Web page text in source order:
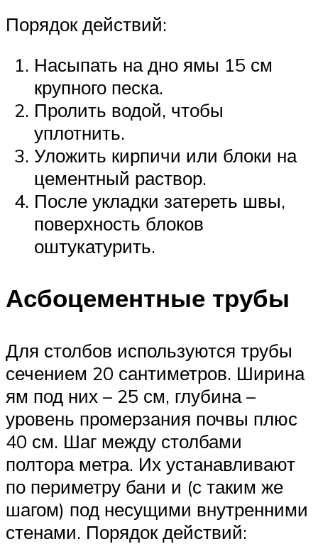
Порядок действий:
Насыпать на дно ямы 15 см
крупного песка.
Пролить водой, чтобы
уплотнить.
Уложить кирпичи или блоки на
цементный раствор.
После укладки затереть швы,
поверхность блоков
оштукатурить.
Асбоцементные трубы
Для столбов используются трубы
сечением 20 сантиметров. Ширина
ям под них – 25 см, глубина –
уровень промерзания почвы плюс
40 см. Шаг между столбами
полтора метра. Их устанавливают
по периметру бани и (с таким же
шагом) под несущими внутренними
стенами. Порядок действий: